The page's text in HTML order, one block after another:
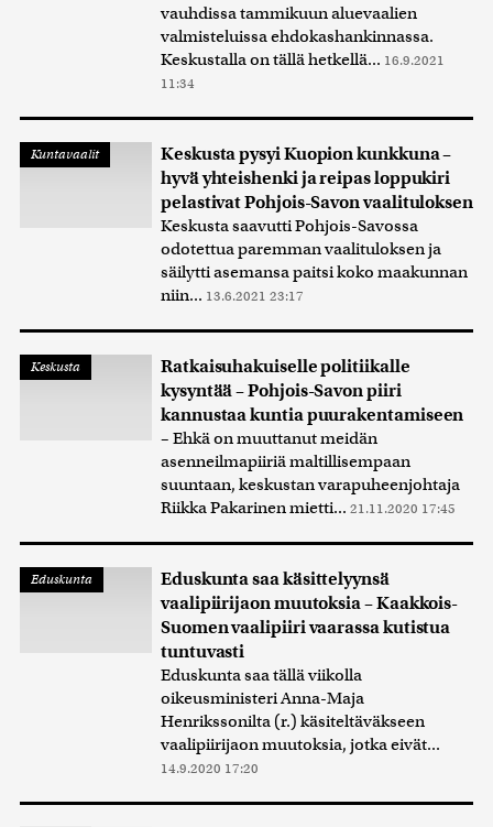
vauhdissa tammikuun aluevaalien
valmisteluissa ehdokashankinnassa.
Keskustalla on tällä hetkellä... 16.9.2021
11:34
Kuntavaalit
Keskusta pysyi Kuopion kunkkuna –
hyvä yhteishenki ja reipas loppukiri
pelastivat Pohjois-Savon vaalituloksen
Keskusta saavutti Pohjois-Savossa
odotettua paremman vaalituloksen ja
säilytti asemansa paitsi koko maakunnan
niin... 13.6.2021 23:17
Keskusta
Ratkaisuhakuiselle politiikalle
kysyntää – Pohjois-Savon piiri
kannustaa kuntia puurakentamiseen
– Ehkä on muuttanut meidän
asenneilmapiiriä maltillisempaan
suuntaan, keskustan varapuheenjohtaja
Riikka Pakarinen mietti... 21.11.2020 17:45
Eduskunta
Eduskunta saa käsittelyynsä
vaalipiirijaon muutoksia – Kaakkois-
Suomen vaalipiiri vaarassa kutistua
tuntuvasti
Eduskunta saa tällä viikolla
oikeusministeri Anna-Maja
Henrikssonilta (r.) käsiteltäväkseen
vaalipiirijaon muutoksia, jotka eivät...
14.9.2020 17:20